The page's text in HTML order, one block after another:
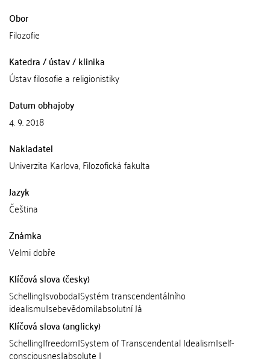
Obor
Filozofie
Katedra / ústav / klinika
Ústav filosofie a religionistiky
Datum obhajoby
4. 9. 2018
Nakladatel
Univerzita Karlova, Filozofická fakulta
Jazyk
Čeština
Známka
Velmi dobře
Klíčová slova (česky)
Schelling|svoboda|Systém transcendentálního
idealismu|sebevědomí|absolutní Já
Klíčová slova (anglicky)
Schelling|freedom|System of Transcendental Idealism|self-
consciousnes|absolute I